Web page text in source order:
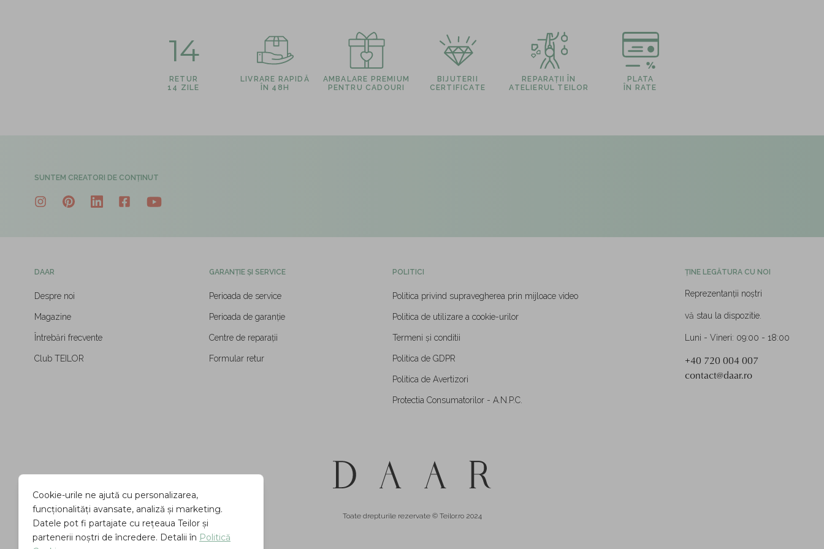
14
RETUR
14 ZILE
LIVRARE RAPIDĂ
ÎN 48H
AMBALARE PREMIUM
PENTRU CADOURI
BIJUTERII
CERTIFICATE
REPARAȚII ÎN
ATELIERUL TEILOR
PLATA
ÎN RATE
SUNTEM CREATORI DE CONȚINUT
DAAR
Despre noi
Magazine
Întrebări frecvente
Club TEILOR
GARANȚIE ȘI SERVICE
Perioada de service
Perioada de garanție
Centre de reparații
Formular retur
POLITICI
Politica privind supravegherea prin mijloace video
Politica de utilizare a cookie-urilor
Termeni și conditii
Politica de GDPR
Politica de Avertizori
Protectia Consumatorilor - A.N.P.C.
ȚINE LEGĂTURA CU NOI
Reprezentanții noștri
vă stau la dispozitie.
Luni - Vineri: 09:00 - 18:00
+40 720 004 007
contact@daar.ro
Toate drepturile rezervate © Teilor.ro 2024